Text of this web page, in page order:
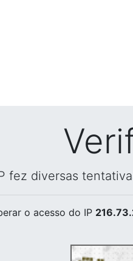
fez diversas
o acesso do IP